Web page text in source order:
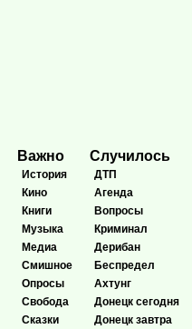
Важно
История
Кино
Книги
Музыка
Медиа
Смишное
Опросы
Свобода
Сказки
Случилось
ДТП
Агенда
Вопросы
Криминал
Дерибан
Беспредел
Ахтунг
Донецк сегодня
Донецк завтра